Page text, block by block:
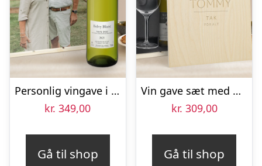
Personlig vingave i kasse – Belvy – Rød, Hvid og Rosé
kr. 349,00
Gå til shop
Vin gave sæt med glas – Maison de la Surprise Chardonnay – Graveret låg
kr. 309,00
Gå til shop